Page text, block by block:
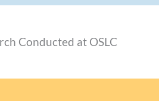
Conducted at OSLC